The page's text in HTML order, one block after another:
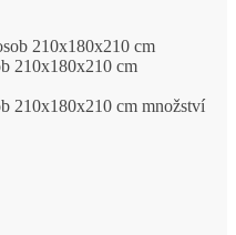
210x180x210 cm
210x180x210 cm množství